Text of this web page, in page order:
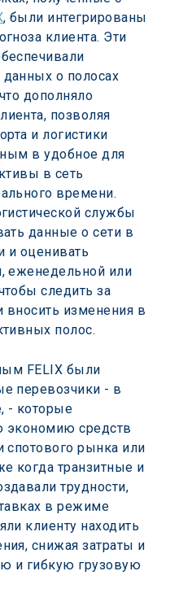
, были интегрированы
клиента. Эти
о полосах
дополняло
позволяя
и логистики
в удобное для
в сеть
времени.
службы
данные о сети в
и оценивать
еженедельной или
следить за
изменения в
полос.
FELIX были
перевозчики - в
- которые
экономию средств
спотового рынка или
когда транзитные и
трудности,
в режиме
клиенту находить
снижая затраты и
и гибкую грузовую